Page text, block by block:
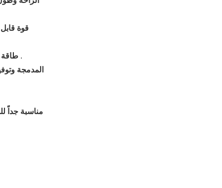
قوة
طاقة لدينا جدار جبل العطور المكونات في الأجهزة مصممة لتوفير الطاقة ، وتوفير استمرار إطلاق العطر مع الحد الأدنى من استهلاك الطاقة .
المدمجة
مناسبة جداً